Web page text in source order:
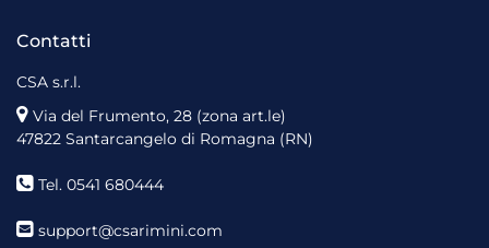
Contatti
CSA s.r.l.
Via del Frumento, 28 (zona art.le)
47822 Santarcangelo di Romagna (RN)
Tel. 0541 680444
support@csarimini.com